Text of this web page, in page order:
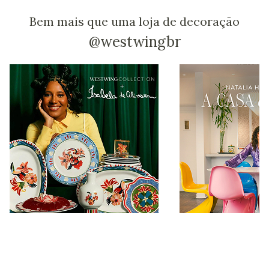
Bem mais que uma loja de decoração
@westwingbr